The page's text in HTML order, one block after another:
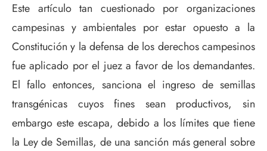
Este artículo tan cuestionado por organizaciones
campesinas y ambientales por estar opuesto a la
Constitución y la defensa de los derechos campesinos
fue aplicado por el juez a favor de los demandantes.
El fallo entonces, sanciona el ingreso de semillas
transgénicas cuyos fines sean productivos, sin
embargo este escapa, debido a los límites que tiene
la Ley de Semillas, de una sanción más general sobre